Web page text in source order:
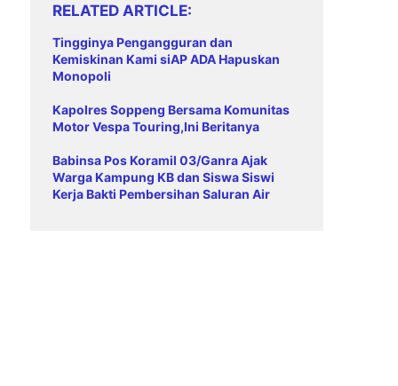
RELATED ARTICLE
Tingginya Pengangguran dan
Kemiskinan Kami siAP ADA Hapuskan
Monopoli
Kapolres Soppeng Bersama Komunitas
Motor Vespa Touring,Ini Beritanya
Babinsa Pos Koramil 03/Ganra Ajak
Warga Kampung KB dan Siswa Siswi
Kerja Bakti Pembersihan Saluran Air